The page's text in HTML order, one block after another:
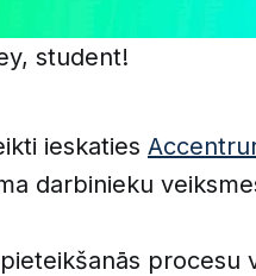
student!
ieskaties
darbinieku
procesu